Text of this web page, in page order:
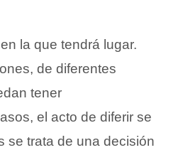
la que tendrá lugar.
de diferentes
tener
el acto de diferir se
se trata de una decisión